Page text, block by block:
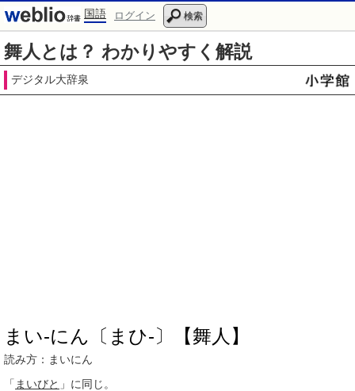
国語 ログイン 検索
舞人とは？ わかりやすく解説
デジタル大辞泉
まい‐にん〔まひ‐〕【舞人】
読み方：まいにん
「 まいびと 」に同じ。